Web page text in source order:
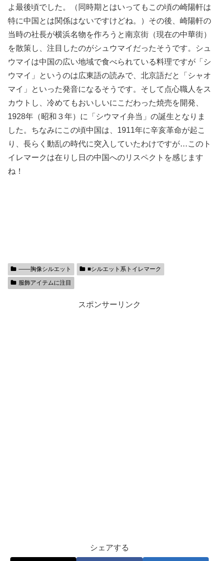
よ最後頃でした。（同時期とはいってもこの頃の崎陽軒は
特に中国とは関係はないですけどね。）その後、崎陽軒の
当時の社長が横浜名物を作ろうと南京街（現在の中華街）
を散策し、注目したのがシュウマイだったそうです。シュ
ウマイは中国の広い地域で食べられている料理ですが「シ
ウマイ」というのは広東語の読みで、北京語だと「シャオ
マイ」といった発音になるそうです。そして点心職人をス
カウトし、冷めてもおいしいにこだわった焼売を開発、
1928年（昭和３年）に「シウマイ弁当」の誕生となりま
した。ちなみにこの頃中国は、1911年に辛亥革命が起こ
り、長らく動乱の時代に突入していたわけですが…このト
イレマークは在りし日の中国へのリスペクトを感じます
ね！
――胸像シルエット
■シルエット系トイレマーク
服飾アイテムに注目
スポンサーリンク
シェアする